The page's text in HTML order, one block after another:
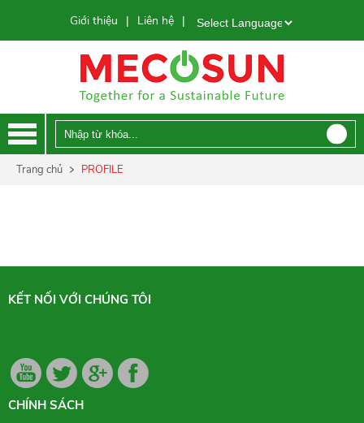
Giới thiệu | Liên hệ
|
Powered by
Trang chủ PROFILE
KẾT NỐI VỚI CHÚNG TÔI
CHÍNH SÁCH